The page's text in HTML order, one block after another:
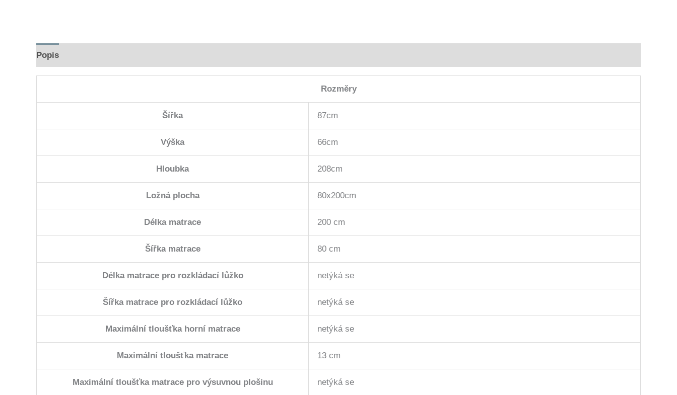
Popis
Rozměry
Šířka 87cm
Výška 66cm
Hloubka 208cm
Ložná plocha 80x200cm
Délka matrace 200 cm
Šířka matrace 80 cm
Délka matrace pro rozkládací lůžko netýká se
Šířka matrace pro rozkládací lůžko netýká se
Maximální tloušťka horní matrace netýká se
Maximální tloušťka matrace 13 cm
Maximální tloušťka matrace pro výsuvnou plošinu netýká se